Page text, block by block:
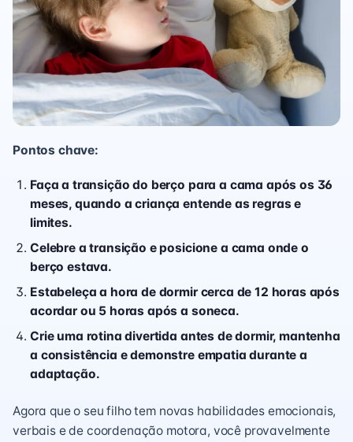
Pontos chave:
Faça a transição do berço para a cama após os 36
meses, quando a criança entende as regras e
limites.
Celebre a transição e posicione a cama onde o
berço estava.
Estabeleça a hora de dormir cerca de 12 horas após
acordar ou 5 horas após a soneca.
Crie uma rotina divertida antes de dormir, mantenha
a consistência e demonstre empatia durante a
adaptação.
Agora que o seu filho tem novas habilidades emocionais,
verbais e de coordenação motora, você provavelmente